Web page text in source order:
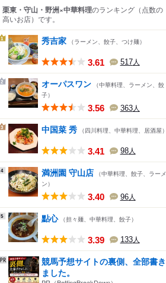
栗東・守山・野洲×中華料理のランキング （点数の
高いお店） です。
1 秀吉家 （ラーメン、餃子、つけ麺）
3.61 517人
2 オーパスワン （中華料理、ラーメン、餃
子）
3.56 363人
3 中国菜 秀 （四川料理、中華料理、居酒屋）
3.41 98人
4 満洲園 守山店 （中華料理、餃子、ラーメ
ン）
3.40 96人
5 點心 （担々麺、中華料理、餃子）
3.39 133人
競馬予想サイトの裏側、全部書き
ました。